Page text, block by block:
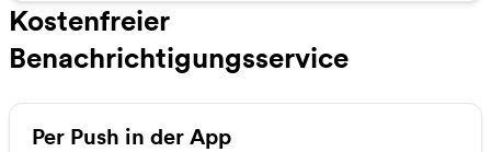
Kostenfreier
Benachrichtigungsservice
Per Push in der App